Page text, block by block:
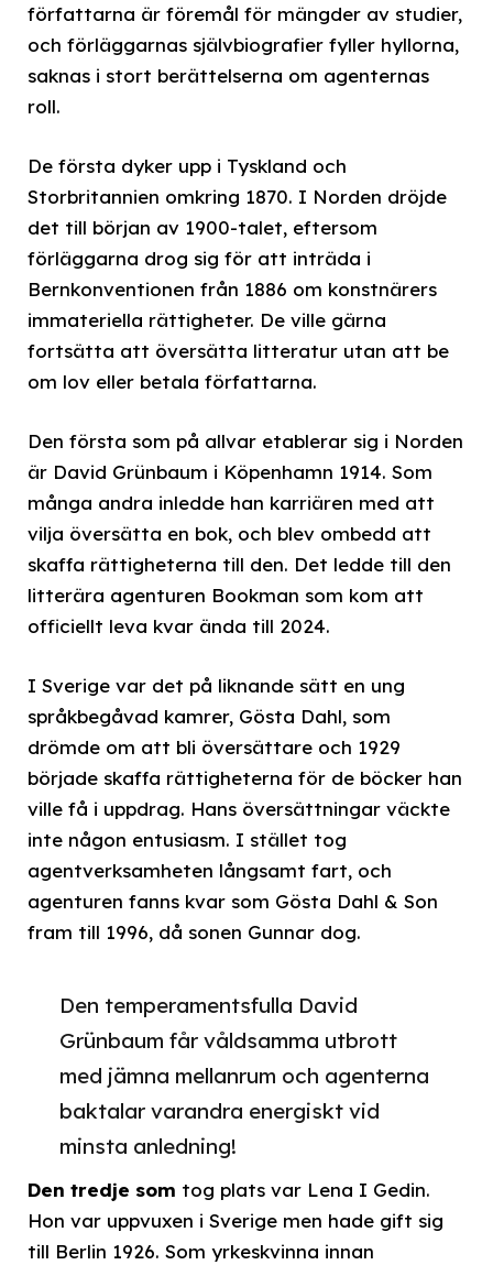
författarna är föremål för mängder av studier,
och förläggarnas självbiografier fyller hyllorna,
saknas i stort berättelserna om agenternas
roll.
De första dyker upp i Tyskland och
Storbritannien omkring 1870. I Norden dröjde
det till början av 1900-talet, eftersom
förläggarna drog sig för att inträda i
Bernkonventionen från 1886 om konstnärers
immateriella rättigheter. De ville gärna
fortsätta att översätta litteratur utan att be
om lov eller betala författarna.
Den första som på allvar etablerar sig i Norden
är David Grünbaum i Köpenhamn 1914. Som
många andra inledde han karriären med att
vilja översätta en bok, och blev ombedd att
skaffa rättigheterna till den. Det ledde till den
litterära agenturen Bookman som kom att
officiellt leva kvar ända till 2024.
I Sverige var det på liknande sätt en ung
språkbegåvad kamrer, Gösta Dahl, som
drömde om att bli översättare och 1929
började skaffa rättigheterna för de böcker han
ville få i uppdrag. Hans översättningar väckte
inte någon entusiasm. I stället tog
agentverksamheten långsamt fart, och
agenturen fanns kvar som Gösta Dahl & Son
fram till 1996, då sonen Gunnar dog.
Den temperamentsfulla David
Grünbaum får våldsamma utbrott
med jämna mellanrum och agenterna
baktalar varandra energiskt vid
minsta anledning!
Den tredje som tog plats var Lena I Gedin.
Hon var uppvuxen i Sverige men hade gift sig
till Berlin 1926. Som yrkeskvinna innan